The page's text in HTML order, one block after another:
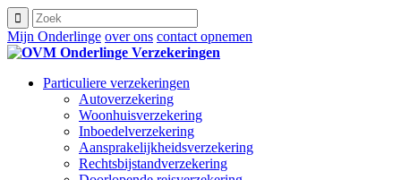
Mijn Onderlinge over ons contact opnemen
Particuliere verzekeringen
Autoverzekering
Woonhuisverzekering
Inboedelverzekering
Aansprakelijkheidsverzekering
Rechtsbijstandverzekering